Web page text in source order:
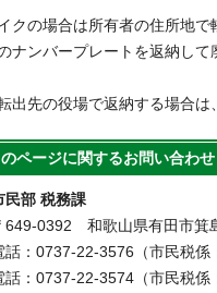
クの場合は所有者の住所地
ナンバープレートを返納し
出先の役場で返納する場合は
ページに関するお問い合わせ
民部 税務課
649-0392 和歌山県有田市箕
話：0737-22-3576（市民税係
話：0737-22-3574（市民税係